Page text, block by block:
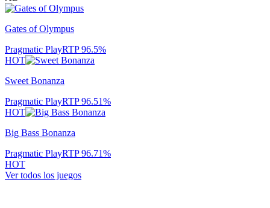
Gates of Olympus
Pragmatic PlayRTP96.5%
HOT
Sweet Bonanza
Pragmatic PlayRTP96.51%
HOT
Big Bass Bonanza
Pragmatic PlayRTP96.71%
HOT
Ver todos los juegos